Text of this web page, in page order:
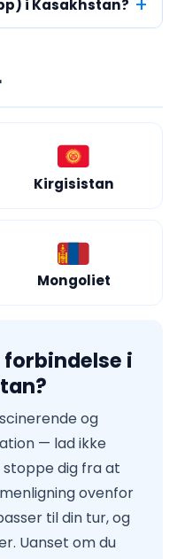
i Kasakhstan?
Kirgisistan
Mongoliet
i
og
— lad ikke
dig fra at
ovenfor
til din tur, og
Uanset om du